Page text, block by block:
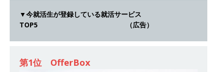
住宅販売をリードする企業 ｜ 土地仕入れから物
▼今就活生が登録している就活サービス
TOP5 （広告）
第1位 OfferBox